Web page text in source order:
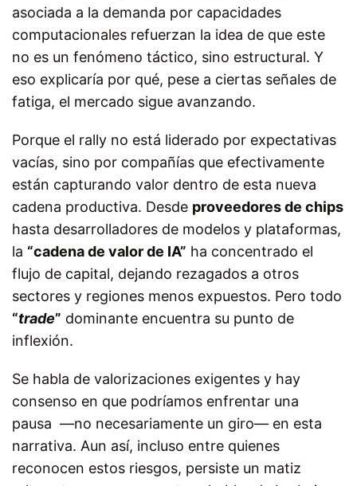
asociada a la demanda por capacidades
computacionales refuerzan la idea de que este
no es un fenómeno táctico, sino estructural. Y
eso explicaría por qué, pese a ciertas señales de
fatiga, el mercado sigue avanzando.
Porque el rally no está liderado por expectativas
vacías, sino por compañías que efectivamente
están capturando valor dentro de esta nueva
cadena productiva. Desde proveedores de chips
hasta desarrolladores de modelos y plataformas,
la “cadena de valor de IA” ha concentrado el
flujo de capital, dejando rezagados a otros
sectores y regiones menos expuestos. Pero todo
“trade” dominante encuentra su punto de
inflexión.
Se habla de valorizaciones exigentes y hay
consenso en que podríamos enfrentar una
pausa —no necesariamente un giro— en esta
narrativa. Aun así, incluso entre quienes
reconocen estos riesgos, persiste un matiz